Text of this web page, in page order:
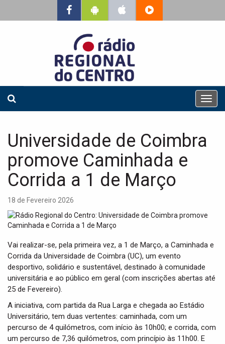
T
o
a
o
Universidade de Coimbra
promove Caminhada e
Corrida a 1 de Março
18 de Fevereiro 2026
Vai realizar-se, pela primeira vez, a 1 de Março, a Caminhada e
Corrida da Universidade de Coimbra (UC), um evento
desportivo, solidário e sustentável, destinado à comunidade
universitária e ao público em geral (com inscrições abertas até
25 de Fevereiro).
A iniciativa, com partida da Rua Larga e chegada ao Estádio
Universitário, tem duas vertentes: caminhada, com um
percurso de 4 quilómetros, com início às 10h00; e corrida, com
um percurso de 7,36 quilómetros, com princípio às 11h00. E